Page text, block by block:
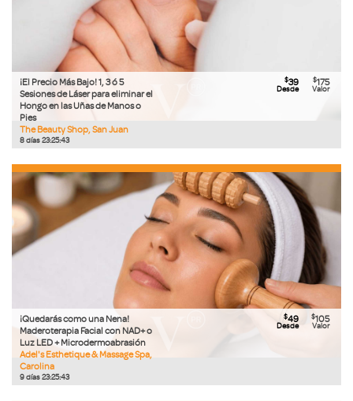
¡El Precio Más Bajo! 1, 3 ó 5
Sesiones de Láser para eliminar el
Hongo en las Uñas de Manos o
Pies
The Beauty Shop, San Juan
8días23:25:42
$39
Desde
$175
Valor
¡Quedarás como una Nena!
Maderoterapia Facial con NAD+ o
Luz LED + Microdermoabrasión
Adel's Esthetique & Massage Spa,
Carolina
9días23:25:42
$49
Desde
$105
Valor